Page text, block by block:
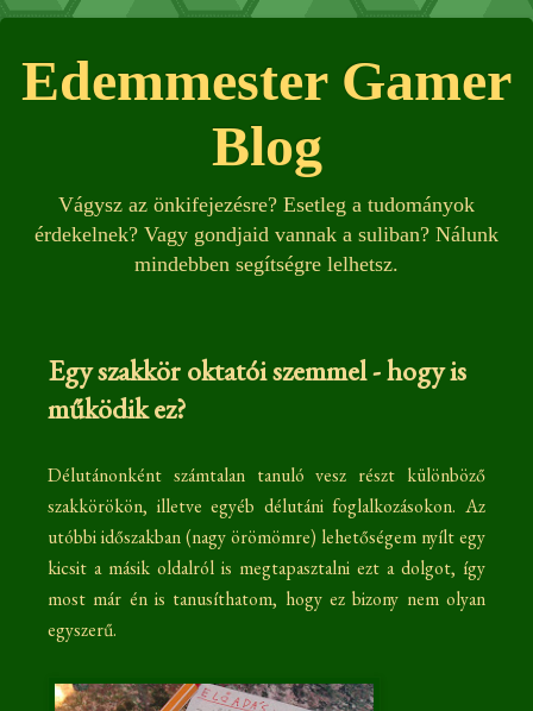
Edemmester Gamer
Blog
Vágysz az önkifejezésre? Esetleg a tudományok
érdekelnek? Vagy gondjaid vannak a suliban? Nálunk
mindebben segítségre lelhetsz.
Egy szakkör oktatói szemmel - hogy is
működik ez?
Délutánonként számtalan tanuló vesz részt különböző
szakkörökön, illetve egyéb délutáni foglalkozásokon. Az
utóbbi időszakban (nagy örömömre) lehetőségem nyílt egy
kicsit a másik oldalról is megtapasztalni ezt a dolgot, így
most már én is tanusíthatom, hogy ez bizony nem olyan
egyszerű.